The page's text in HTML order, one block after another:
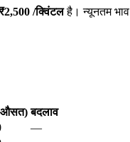
2,500 /क्विंटलहै। न्यूनतम भाव
बदलाव
—